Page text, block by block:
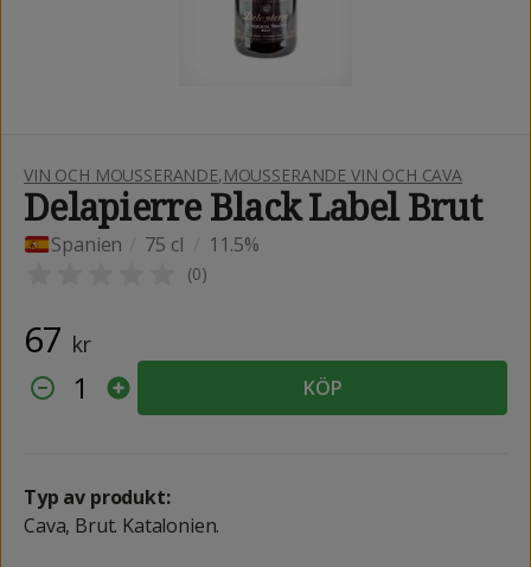
VIN OCH MOUSSERANDE,MOUSSERANDE VIN OCH CAVA
Delapierre Black Label Brut
Spanien 75 cl 11.5%
(0)
67 kr
1 KÖP
Typ av produkt:
Cava, Brut. Katalonien.